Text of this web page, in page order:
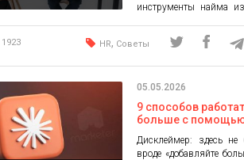
инструменты найма
Но давайте будем
просто изменился.
и начать […]
1923 HR, Советы
05.05.2026
9 способов
больше с
Дисклеймер: здесь не
вроде «добавляйте